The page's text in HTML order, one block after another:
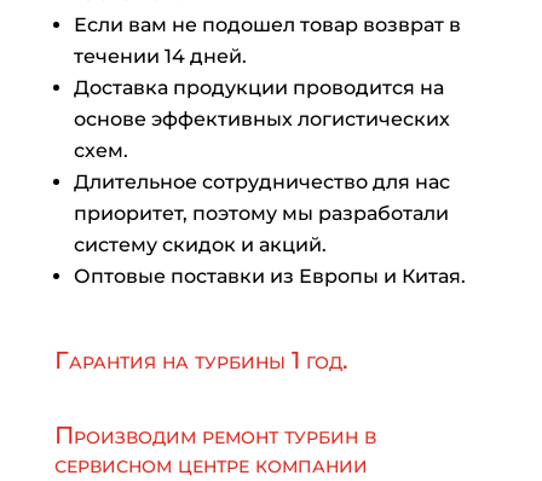
Если вам не подошел товар возврат в
течении 14 дней.
Доставка продукции проводится на
основе эффективных логистических
схем.
Длительное сотрудничество для нас
приоритет, поэтому мы разработали
систему скидок и акций.
Оптовые поставки из Европы и Китая.
Гарантия на турбины 1 год.
Производим ремонт турбин в
сервисном центре компании